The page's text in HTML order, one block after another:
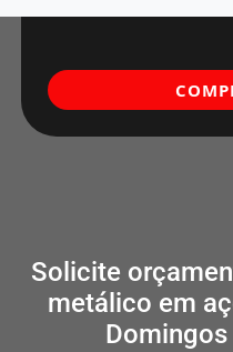
Solicite
metálico em